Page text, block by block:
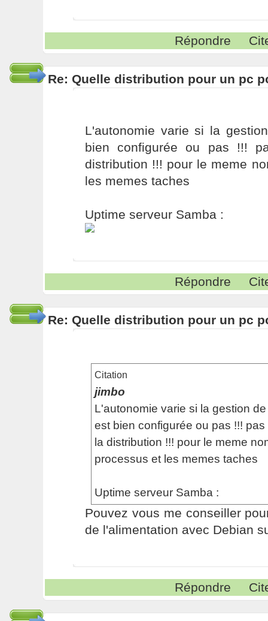
Répondre
Re: Quelle distribution pour un pc
L'autonomie varie si la
bien configurée ou pas !!!
distribution !!! pour le meme
les memes taches
Uptime serveur Samba :
Répondre
Re: Quelle distribution pour un pc
Citation
jimbo
L'autonomie varie si la gestion
est bien configurée ou pas !!!
la distribution !!! pour le meme
processus et les memes taches
Uptime serveur Samba :
Pouvez vous me conseiller
de l'alimentation avec Debian
Répondre